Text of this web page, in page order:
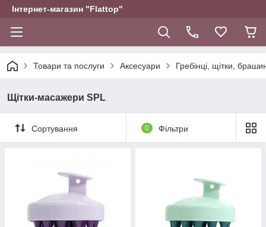
Інтернет-магазин "Flattop"
Товари та послуги Аксесуари Гребінці, щітки,
Щітки-масажери SPL
Сортування 0 Фільтри